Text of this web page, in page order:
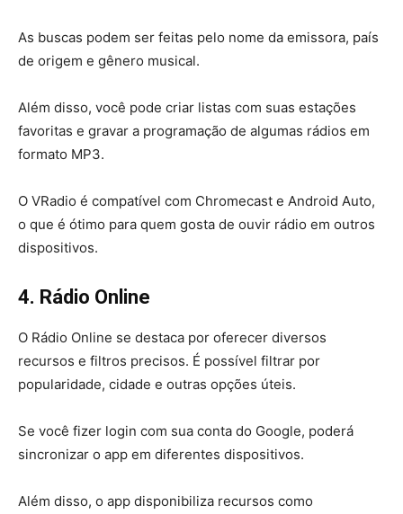
As buscas podem ser feitas pelo nome da emissora, país
de origem e gênero musical.
Além disso, você pode criar listas com suas estações
favoritas e gravar a programação de algumas rádios em
formato MP3.
O VRadio é compatível com Chromecast e Android Auto,
o que é ótimo para quem gosta de ouvir rádio em outros
dispositivos.
4. Rádio Online
O Rádio Online se destaca por oferecer diversos
recursos e filtros precisos. É possível filtrar por
popularidade, cidade e outras opções úteis.
Se você fizer login com sua conta do Google, poderá
sincronizar o app em diferentes dispositivos.
Além disso, o app disponibiliza recursos como